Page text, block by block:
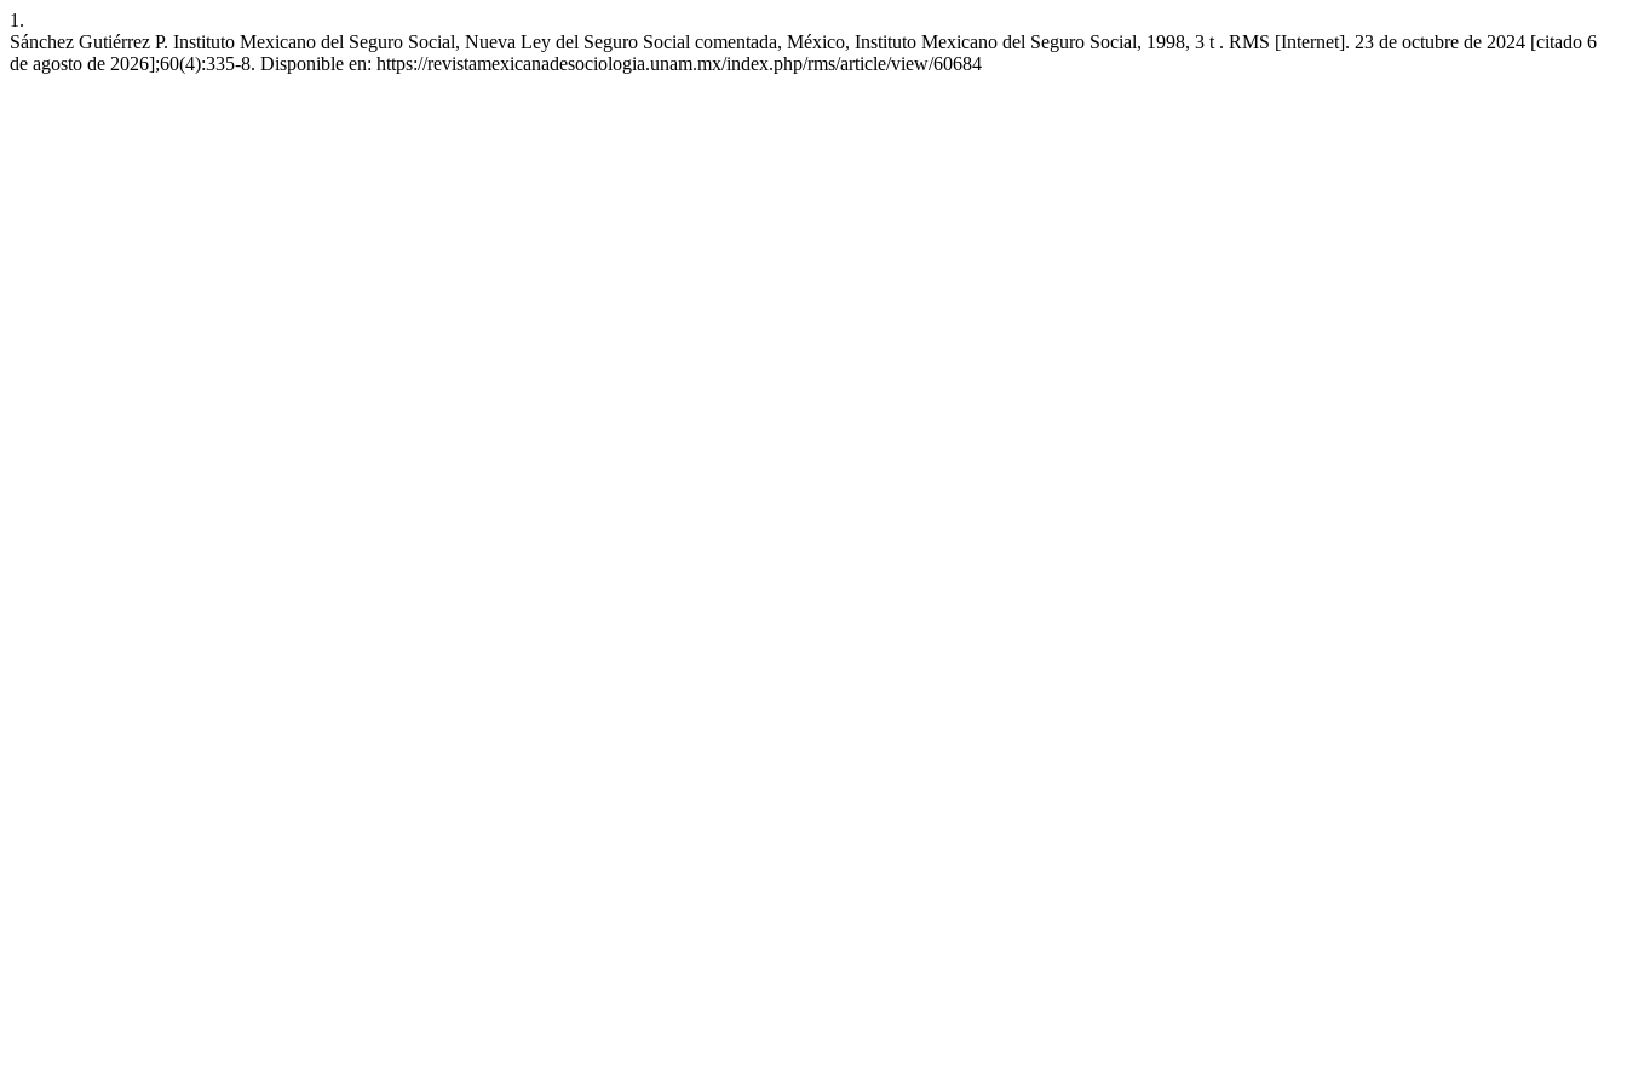
1.
Sánchez Gutiérrez P. Instituto Mexicano del Seguro Social, Nueva Ley del Seguro Social comentada, México, Instituto Mexicano del Seguro Social, 1998, 3 t . RMS [Internet]. 23 de octubre de 2024 [citado 6
de agosto de 2026];60(4):335-8. Disponible en: https://revistamexicanadesociologia.unam.mx/index.php/rms/article/view/60684